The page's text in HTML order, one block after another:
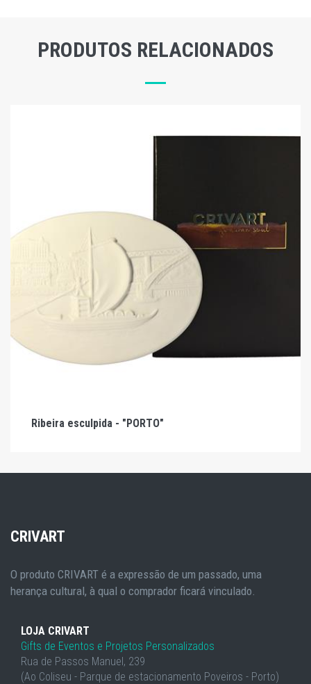
PRODUTOS RELACIONADOS
Ribeira esculpida - "PORTO"
CRIVART
O produto CRIVART é a expressão de um passado, uma
herança cultural, à qual o comprador ficará vinculado.
LOJA CRIVART
Gifts de Eventos e Projetos Personalizados
Rua de Passos Manuel, 239
(Ao Coliseu - Parque de estacionamento Poveiros - Porto)